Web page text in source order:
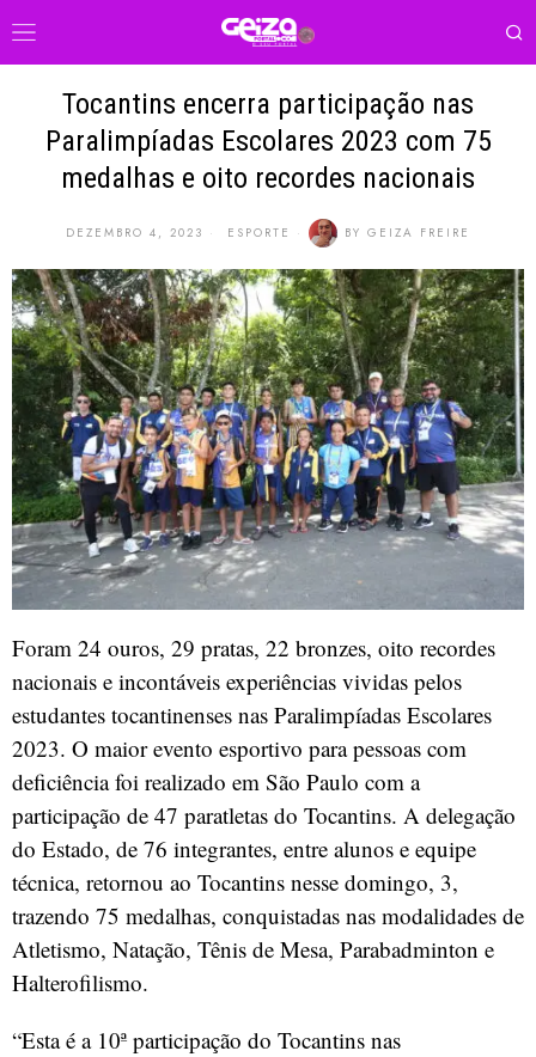
Tocantins encerra participação nas
Paralimpíadas Escolares 2023 com 75
medalhas e oito recordes nacionais
DEZEMBRO 4, 2023 ESPORTE BY GEIZA FREIRE
Foram 24 ouros, 29 pratas, 22 bronzes, oito recordes
nacionais e incontáveis experiências vividas pelos
estudantes tocantinenses nas Paralimpíadas Escolares
2023. O maior evento esportivo para pessoas com
deficiência foi realizado em São Paulo com a
participação de 47 paratletas do Tocantins. A delegação
do Estado, de 76 integrantes, entre alunos e equipe
técnica, retornou ao Tocantins nesse domingo, 3,
trazendo 75 medalhas, conquistadas nas modalidades de
Atletismo, Natação, Tênis de Mesa, Parabadminton e
Halterofilismo.
“Esta é a 10ª participação do Tocantins nas